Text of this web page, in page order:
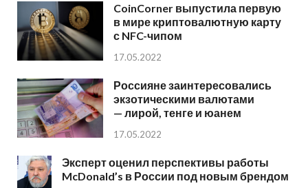
CoinCorner выпустила первую
в мире криптовалютную карту
с NFC-чипом
17.05.2022
Россияне заинтересовались
экзотическими валютами
— лирой, тенге и юанем
17.05.2022
Эксперт оценил перспективы работы
McDonald’s в России под новым брендом